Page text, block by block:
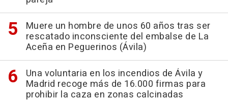
Muere un hombre de unos 60 años tras ser
rescatado inconsciente del embalse de La
Aceña en Peguerinos (Ávila)
Una voluntaria en los incendios de Ávila y
Madrid recoge más de 16.000 firmas para
prohibir la caza en zonas calcinadas